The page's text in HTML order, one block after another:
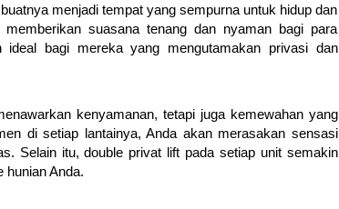
menjadi tempat yang sempurna untuk hidup dan
suasana tenang dan nyaman bagi para
ideal bagi mereka yang mengutamakan privasi dan
kenyamanan, tetapi juga kemewahan yang
di setiap lantainya, Anda akan merasakan sensasi
Selain itu, double privat lift pada setiap unit semakin
hunian Anda.